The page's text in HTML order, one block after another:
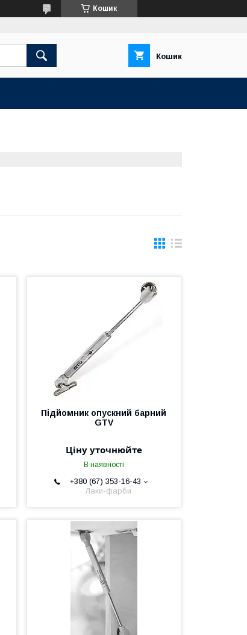
Кошик
Кошик
Підйомник опускний барний
GTV
Ціну уточнюйте
В наявності
+380 (67) 353-16-43
Лаки-фарби